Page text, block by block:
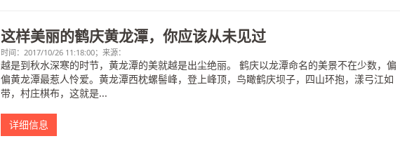
这样美丽的鹤庆黄龙潭，你应该从未见过
时间：2017/10/26 11:18:00；来源：
越是到秋水深寒的时节，黄龙潭的美就越是出尘绝丽。 鹤庆以龙潭命名的美景不在少数，偏
偏黄龙潭最惹人怜爱。黄龙潭西枕螺髻峰，登上峰顶，鸟瞰鹤庆坝子，四山环抱，漾弓江如
带，村庄棋布，这就是...
详细信息